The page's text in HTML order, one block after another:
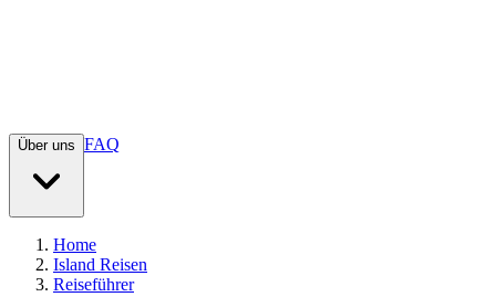
Über uns FAQ
Home
Island Reisen
Reiseführer